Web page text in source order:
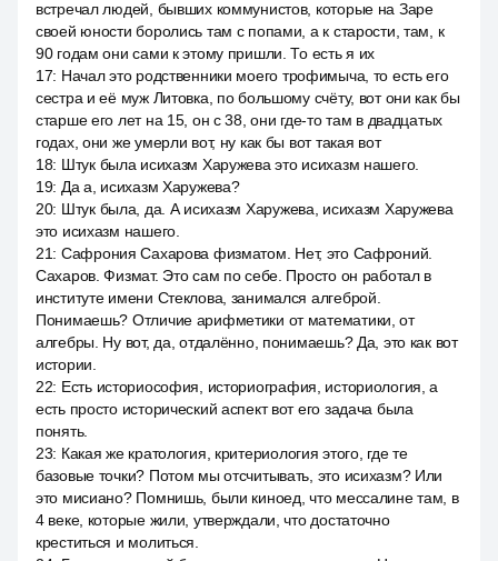
встречал людей, бывших коммунистов, которые на Заре
своей юности боролись там с попами, а к старости, там, к
90 годам они сами к этому пришли. То есть я их
17: Начал это родственники моего трофимыча, то есть его
сестра и её муж Литовка, по большому счёту, вот они как бы
старше его лет на 15, он с 38, они где-то там в двадцатых
годах, они же умерли вот, ну как бы вот такая вот
18: Штук была исихазм Харужева это исихазм нашего.
19: Да а, исихазм Харужева?
20: Штук была, да. А исихазм Харужева, исихазм Харужева
это исихазм нашего.
21: Сафрония Сахарова физматом. Нет, это Сафроний.
Сахаров. Физмат. Это сам по себе. Просто он работал в
институте имени Стеклова, занимался алгеброй.
Понимаешь? Отличие арифметики от математики, от
алгебры. Ну вот, да, отдалённо, понимаешь? Да, это как вот
истории.
22: Есть историософия, историография, историология, а
есть просто исторический аспект вот его задача была
понять.
23: Какая же кратология, критериология этого, где те
базовые точки? Потом мы отсчитывать, это исихазм? Или
это мисиано? Помнишь, были киноед, что мессалине там, в
4 веке, которые жили, утверждали, что достаточно
креститься и молиться.